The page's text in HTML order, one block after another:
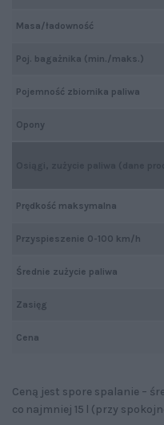
Masa/ładowność
Poj. bagażnika (min./maks.)
Pojemność zbiornika paliwa
Opony
Prędkość maksymalna
Przyspieszenie 0-100 km/h
Średnie zużycie paliwa
Zasięg
Cena
Ceną jest spore spalanie –
co najmniej 15 l (przy